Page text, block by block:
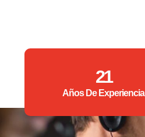
21
Años De Experiencia